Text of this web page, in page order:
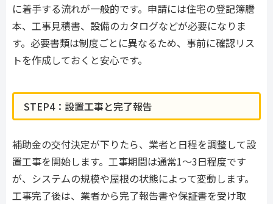
に着手する流れが一般的です。申請には住宅の登記簿謄
本、工事見積書、設備のカタログなどが必要になりま
す。必要書類は制度ごとに異なるため、事前に確認リス
トを作成しておくと安心です。
STEP4：設置工事と完了報告
補助金の交付決定が下りたら、業者と日程を調整して設
置工事を開始します。工事期間は通常1〜3日程度です
が、システムの規模や屋根の状態によって変動します。
工事完了後は、業者から完了報告書や保証書を受け取